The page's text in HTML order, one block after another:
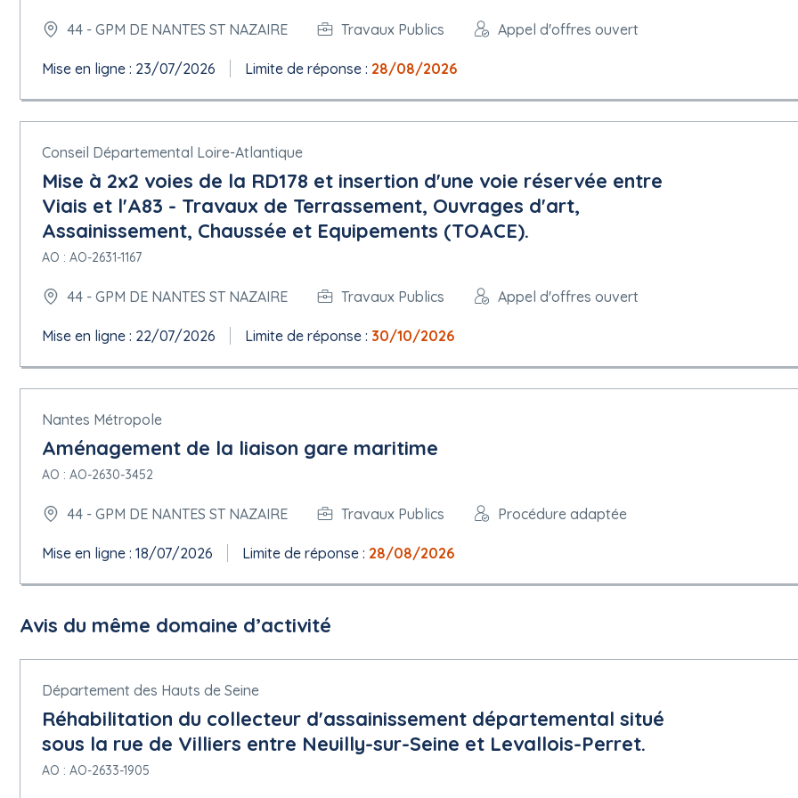
Lieu d'exécution du lot : Loire-Atlantique
Visite obligatoire : Oui
tout candidat qui en fera la demande.
Date d'envoi du présent avis à la publication :
18/05/2026
44 - GPM DE NANTES ST NAZAIRE Travaux Publics Appel d'offres ouvert
Mise en ligne : 23/07/2026 Limite de réponse : 28/08/2026
Conseil Départemental Loire-Atlantique
Mise à 2x2 voies de la RD178 et insertion d'une voie réservée entre
Viais et l'A83 - Travaux de Terrassement, Ouvrages d'art,
Assainissement, Chaussée et Equipements (TOACE).
AO : AO-2631-1167
44 - GPM DE NANTES ST NAZAIRE Travaux Publics Appel d'offres ouvert
Mise en ligne : 22/07/2026 Limite de réponse : 30/10/2026
Nantes Métropole
Aménagement de la liaison gare maritime
AO : AO-2630-3452
44 - GPM DE NANTES ST NAZAIRE Travaux Publics Procédure adaptée
Mise en ligne : 18/07/2026 Limite de réponse : 28/08/2026
Avis du même domaine d’activité
Département des Hauts de Seine
Réhabilitation du collecteur d'assainissement départemental situé
sous la rue de Villiers entre Neuilly-sur-Seine et Levallois-Perret.
AO : AO-2633-1905